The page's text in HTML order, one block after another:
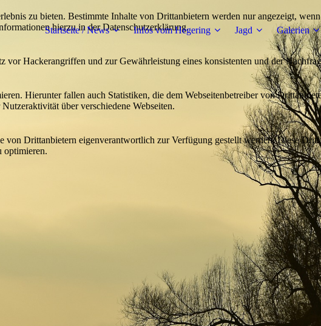
Startseite / News Infos vom Hegering Jagd Galerien
zu bieten. Bestimmte Inhalte von Drittanbietern werden nur angezeigt,
hierzu in der Datenschutzerklärung.
Hackerangriffen und zur Gewährleistung eines konsistenten und der
Hierunter fallen auch Statistiken, die dem Webseitenbetreiber von
über verschiedene Webseiten.
Drittanbietern eigenverantwortlich zur Verfügung gestellt werden. Diese
optimieren.